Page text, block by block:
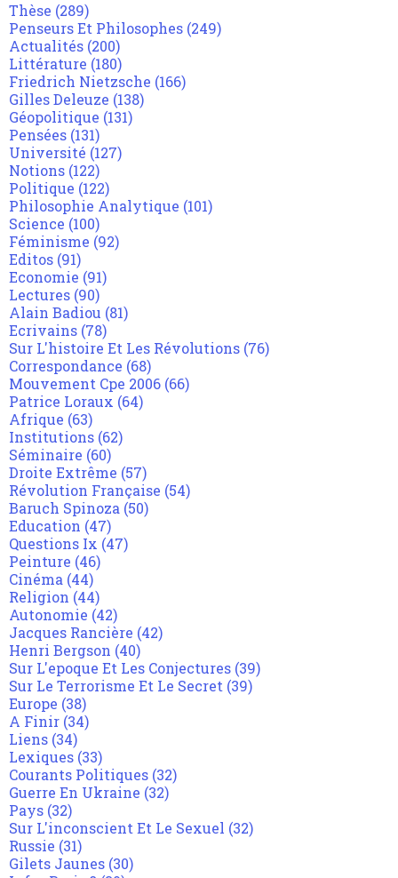
Thèse (289)
Penseurs Et Philosophes (249)
Actualités (200)
Littérature (180)
Friedrich Nietzsche (166)
Gilles Deleuze (138)
Géopolitique (131)
Pensées (131)
Université (127)
Notions (122)
Politique (122)
Philosophie Analytique (101)
Science (100)
Féminisme (92)
Editos (91)
Economie (91)
Lectures (90)
Alain Badiou (81)
Ecrivains (78)
Sur L'histoire Et Les Révolutions (76)
Correspondance (68)
Mouvement Cpe 2006 (66)
Patrice Loraux (64)
Afrique (63)
Institutions (62)
Séminaire (60)
Droite Extrême (57)
Révolution Française (54)
Baruch Spinoza (50)
Education (47)
Questions Ix (47)
Peinture (46)
Cinéma (44)
Religion (44)
Autonomie (42)
Jacques Rancière (42)
Henri Bergson (40)
Sur L'epoque Et Les Conjectures (39)
Sur Le Terrorisme Et Le Secret (39)
Europe (38)
A Finir (34)
Liens (34)
Lexiques (33)
Courants Politiques (32)
Guerre En Ukraine (32)
Pays (32)
Sur L'inconscient Et Le Sexuel (32)
Russie (31)
Gilets Jaunes (30)